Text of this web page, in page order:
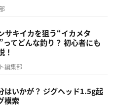
サキイカを狙う“イカメタ
てどんな釣り？ 初心者にも
！
編集部
はいかが？ ジグヘッド1.5g起
模索